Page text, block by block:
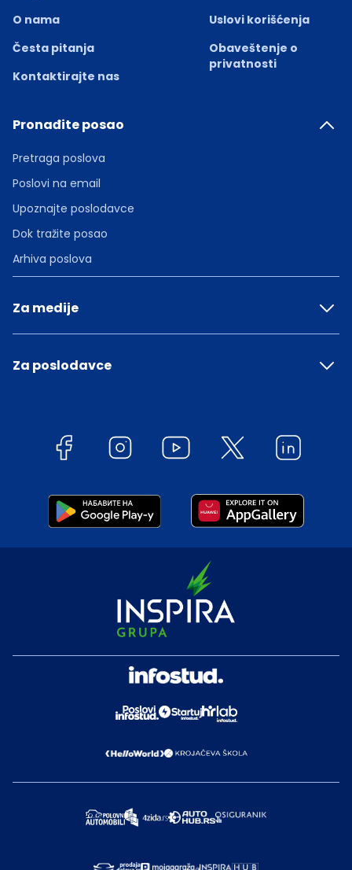
O nama
Česta pitanja
Kontaktirajte nas
Uslovi korišćenja
Obaveštenje o
privatnosti
Pronađite posao
Pretraga poslova
Poslovi na email
Upoznajte poslodavce
Dok tražite posao
Arhiva poslova
Za medije
Za poslodavce